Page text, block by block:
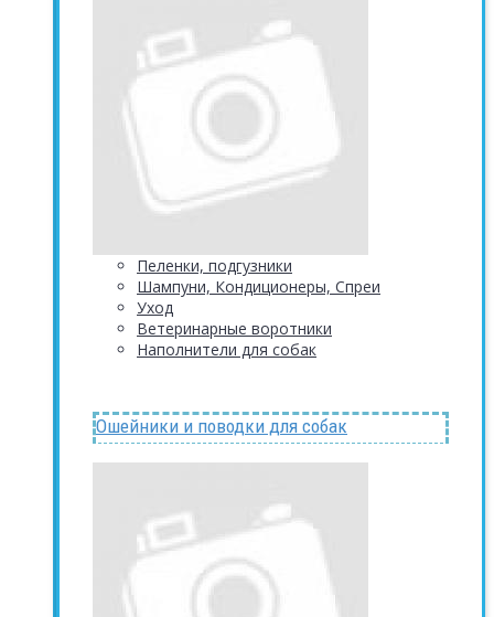
Пеленки, подгузники
Шампуни, Кондиционеры, Спреи
Уход
Ветеринарные воротники
Наполнители для собак
Ошейники и поводки для собак